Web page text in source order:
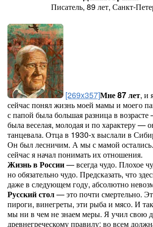
Писатель, 89 лет, Санкт-
[269x357]Мне 87 лет, и
сейчас понял жизнь моей мамы и моего
с папой была большая разница в
была веселая, молодая и по характеру —
танцевала. Отца в 1930-х выслали в
Он был лесничим. А мы с мамой
сейчас я начал понимать их отношения.
Жизнь в России— всегда чудо. Плохое
но обязательно чудо. Предсказать, что
даже в следующем году, абсолютно
Русский стол— это почти смертельно.
пироги, винегреты, эти рыба и мясо. И
мы ни в чем не знаем меры. Я учил свою
древнегреческому правилу: во всем